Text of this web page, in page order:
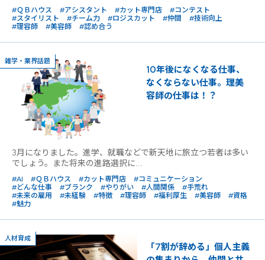
#ＱＢハウス #アシスタント #カット専門店
#コンテスト
#スタイリスト
#チーム力 #ロジスカット #仲間
#技術向上
#理容師
#美容師 #認め合う
雑学・業界話題
10年後になくなる仕事、
なくならない仕事。理美
容師の仕事は！？
3月になりました。進学、就職などで新天地に旅立つ若者は多い
でしょう。また将来の進路選択に...
#AI #ＱＢハウス #カット専門店
#コミュニケーション
#どんな仕事
#ブランク #やりがい #人間関係
#手荒れ
#未来の雇用
#未経験 #特徴 #理容師 #福利厚生 #美容師
#資格
#魅力
人材育成
「7割が辞める」個人主義